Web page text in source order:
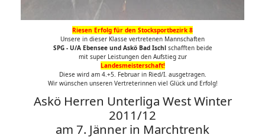
Riesen Erfolg für den Stocksportbezirk 8
Unsere in dieser Klasse vertretenen Mannschaften
SPG - U/A Ebensee und Askö Bad Ischl schafften beide
mit super Leistungen den Aufstieg zur
Landesmeisterschaft!
Diese wird am 4.+5. Februar in Ried/I. ausgetragen.
Wir wünschen unseren Vertreterinnen viel Glück und Erfolg!
Askö Herren Unterliga West Winter
2011/12
am 7. Jänner in Marchtrenk